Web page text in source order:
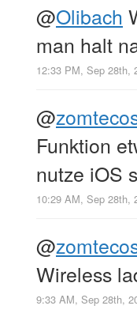
@Olibach
man halt
12:33 PM, Sep 28th,
@
Funktion
nutze iOS
10:29 AM, Sep 28th,
@
Wireless
9:33 AM, Sep 28th,